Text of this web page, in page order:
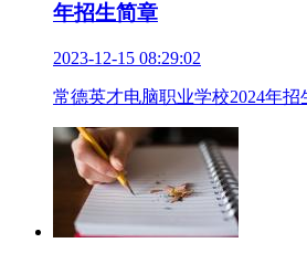
年招生简章
2023-12-15 08:29:02
常德英才电脑职业学校2024年招